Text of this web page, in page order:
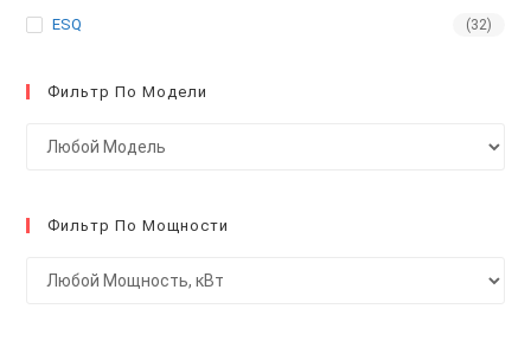
ESQ (32)
Фильтр По Модели
Фильтр По Мощности